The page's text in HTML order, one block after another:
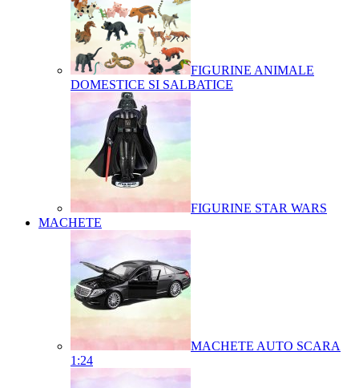
FIGURINE ANIMALE
DOMESTICE SI SALBATICE
FIGURINE STAR WARS
MACHETE
MACHETE AUTO SCARA
1:24